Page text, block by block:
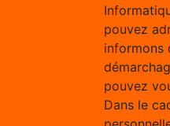
pouvez
informons
pouvez
Dans le